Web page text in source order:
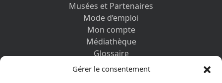
Gérer le consentement
Musées et Partenaires
Mode d’emploi
Mon compte
Médiathèque
Glossaire
Contactez-nous